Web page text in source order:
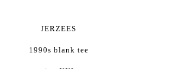
JERZEES
1990s blank tee